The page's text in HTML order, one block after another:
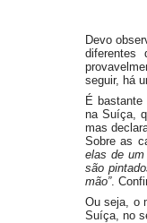
Devo
seguir, há
É
na Suíça,
mas
Sobre as
elas de
são
mão”.
Ou seja, o
Suíça, no